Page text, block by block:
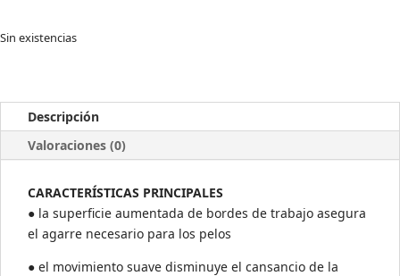
Sin existencias
Descripción
Valoraciones (0)
CARACTERÍSTICAS PRINCIPALES
● la superficie aumentada de bordes de trabajo asegura
el agarre necesario para los pelos
● el movimiento suave disminuye el cansancio de la